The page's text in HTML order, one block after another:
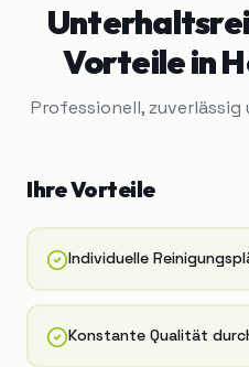
Vorteile in
Professionell,
Ihre Vorteile
Individuelle
Konstante Qualität